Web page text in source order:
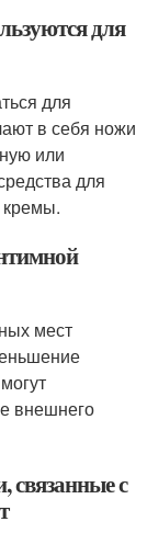
для
для
в себя ножи
или
для
кремы.
мест
внешнего
связанные с